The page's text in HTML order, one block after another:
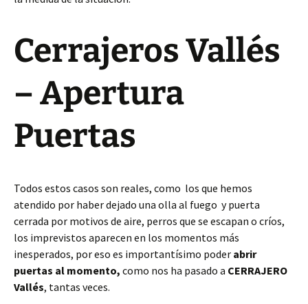
Cerrajeros Vallés
– Apertura
Puertas
Todos estos casos son reales, como los que hemos
atendido por haber dejado una olla al fuego y puerta
cerrada por motivos de aire, perros que se escapan o críos,
los imprevistos aparecen en los momentos más
inesperados, por eso es importantísimo poder abrir
puertas al momento, como nos ha pasado a CERRAJERO
Vallés, tantas veces.